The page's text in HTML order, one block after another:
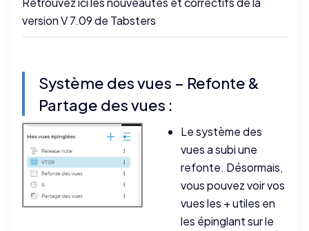
version V 7.09 de Tabsters
Système des vues – Refonte &
Partage des vues :
Le système des
vues a subi une
refonte. Désormais,
vous pouvez voir vos
vues les + utiles en
les épinglant sur le